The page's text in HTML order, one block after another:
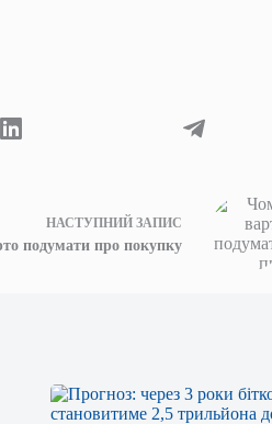
НАСТУПНИЙ ЗАПИС
подумати про покупку